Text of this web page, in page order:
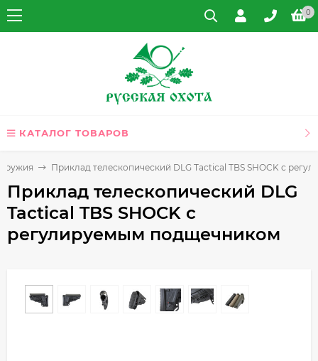
0
КАТАЛОГ ТОВАРОВ
Приклад телескопический DLG Tactical TBS SHOCK с
Приклад телескопический DLG
Tactical TBS SHOCK с
регулируемым подщечником